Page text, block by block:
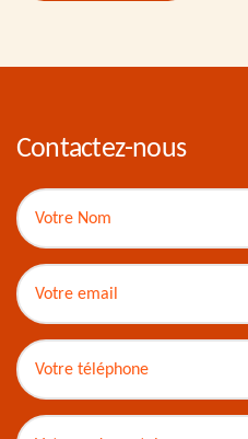
Contactez-nous